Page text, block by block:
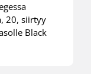
20, siirtyy
Black